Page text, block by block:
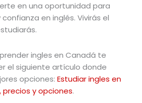
en una oportunidad para
en inglés. Vivirás el
ingles en Canadá te
el siguiente artículo donde
opciones: Estudiar ingles en
y opciones.